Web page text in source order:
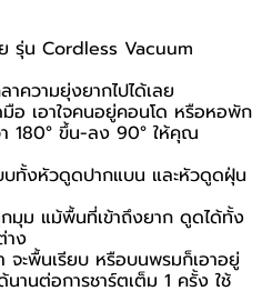
รุ่น Cordless Vacuum
าความยุ่งยากไปได้เลย
อ เอาใจคนอยู่คอนโด หรือหอพัก
180° ขึ้น-ลง 90° ให้คุณ
ทั้งหัวดูดปากแบน และหัวดูดฝุ่น
มุม แม้พื้นที่เข้าถึงยาก ดูดได้ทั้ง
าง
จะพื้นเรียบ หรือบนพรมก็เอาอยู่
านต่อการชาร์ตเต็ม 1 ครั้ง ใช้